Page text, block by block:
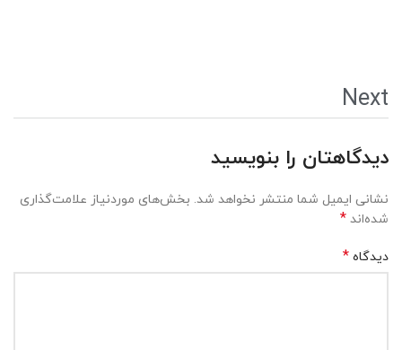
Next
دیدگاهتان را بنویسید
نشانی ایمیل شما منتشر نخواهد شد. بخش‌های موردنیاز علامت‌گذاری
شده‌اند *
دیدگاه *